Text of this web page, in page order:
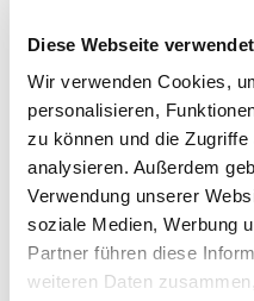
Diese Webseite
Wir verwenden Cookies,
personalisieren,
zu können und die
analysieren. Außerdem
Verwendung unserer
soziale Medien, Werbung
Partner führen diese
weiteren Daten
bemuskelt und hat sich
gesext männlich verfügbar.
LKV-NRW 07/2024: Anzahl:
leicht und mittel: 94,7%
Phänotyp-Informationen
ab zweiter Kalbung,
Kalbungen